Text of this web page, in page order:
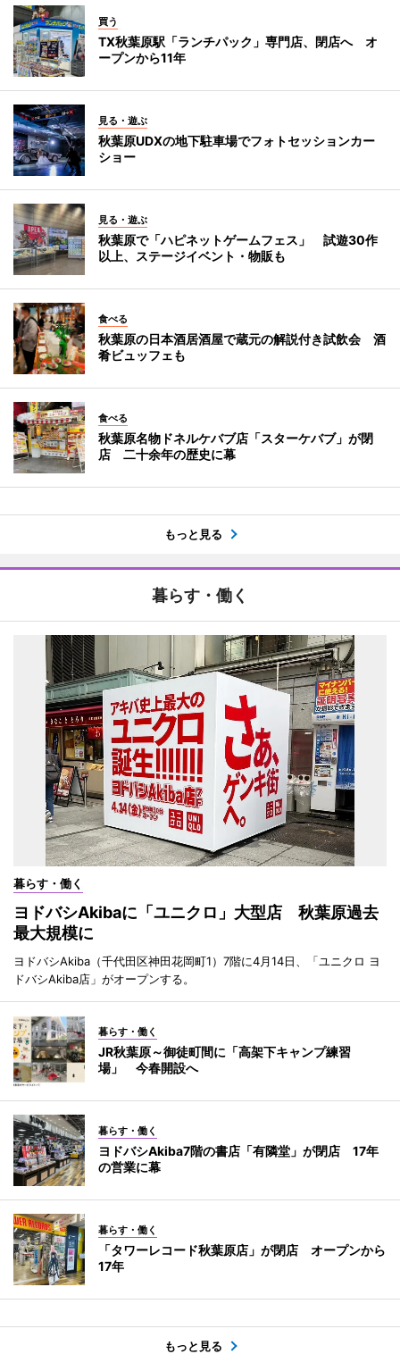
買う
TX秋葉原駅「ランチパック」専門店、閉店へ オ
ープンから11年
見る・遊ぶ
秋葉原UDXの地下駐車場でフォトセッションカー
ショー
見る・遊ぶ
秋葉原で「ハピネットゲームフェス」 試遊30作
以上、ステージイベント・物販も
食べる
秋葉原の日本酒居酒屋で蔵元の解説付き試飲会 酒
肴ビュッフェも
食べる
秋葉原名物ドネルケバブ店「スターケバブ」が閉
店 二十余年の歴史に幕
もっと見る
暮らす・働く
暮らす・働く
ヨドバシAkibaに「ユニクロ」大型店 秋葉原過去
最大規模に
ヨドバシAkiba（千代田区神田花岡町1）7階に4月14日、「ユニクロ ヨ
ドバシAkiba店」がオープンする。
暮らす・働く
JR秋葉原～御徒町間に「高架下キャンプ練習
場」 今春開設へ
暮らす・働く
ヨドバシAkiba7階の書店「有隣堂」が閉店 17年
の営業に幕
暮らす・働く
「タワーレコード秋葉原店」が閉店 オープンから
17年
もっと見る